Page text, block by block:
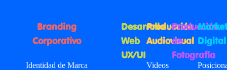
Branding
Corporativo
Identidad de Marca
Desarrollo
Web
UX/UI
Producción
Audiovisual
Videos
Producción
de
Fotografía
Digital